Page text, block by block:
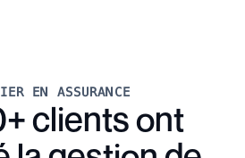
EN ASSURANCE
clients ont